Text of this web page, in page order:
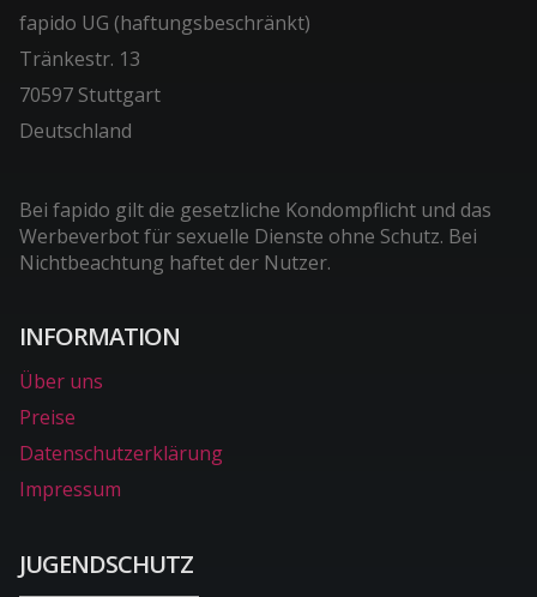
fapido UG (haftungsbeschränkt)
Tränkestr. 13
70597 Stuttgart
Deutschland
Bei fapido gilt die gesetzliche Kondompflicht und das
Werbeverbot für sexuelle Dienste ohne Schutz. Bei
Nichtbeachtung haftet der Nutzer.
INFORMATION
Über uns
Preise
Datenschutzerklärung
Impressum
JUGENDSCHUTZ